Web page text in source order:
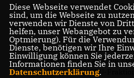
Impuls nicht nur für die
Stadtgebietes, sondern für die
Stadt Köln geben.
Nach wie vor fehlt jedoch ein
Mit ein bisschen mehr an Linie 7
getan“, so Stefan Götz, CDU-
Diese Webseite verwendet
sind, um die Webseite zu
verwenden wir Dienste von
helfen, unser Webangebot zu
Optmierung). Für die
Dienste, benötigen wir Ihre
Einwilligung können Sie
Informationen finden Sie in
Datenschutzerklärung.